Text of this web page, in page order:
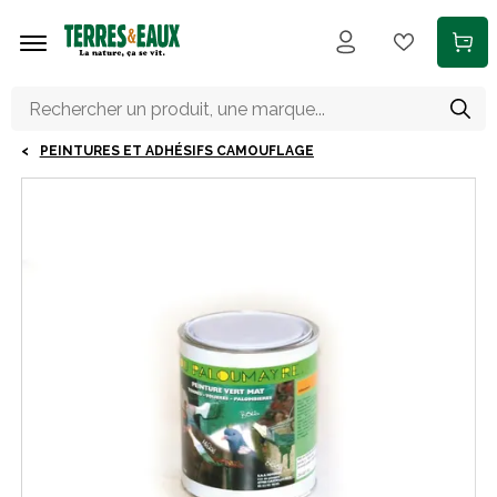
PEINTURES ET ADHÉSIFS CAMOUFLAGE